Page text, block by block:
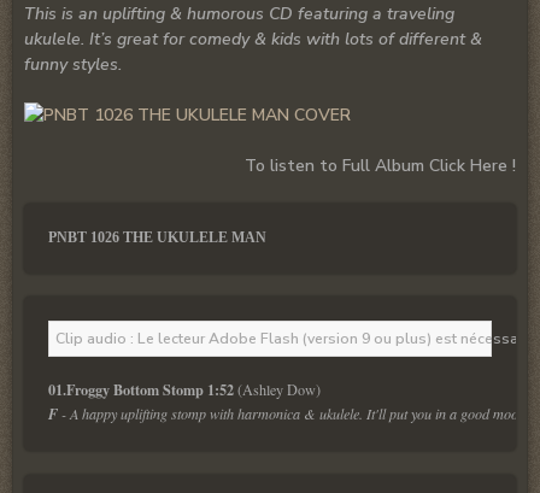
This is an uplifting & humorous CD featuring a traveling
ukulele. It’s great for comedy & kids with lots of different &
funny styles.
To listen to Full Album Click Here !
PNBT 1026 THE UKULELE MAN
Clip audio : Le lecteur Adobe Flash (version 9 ou plus) est
01.Froggy Bottom Stomp 1:52 (Ashley Dow)
F - A happy uplifting stomp with harmonica & ukulele. It'll put you in a good mood.